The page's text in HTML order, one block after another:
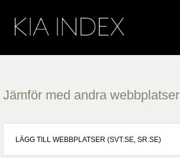
Jämför med andra webbplatser